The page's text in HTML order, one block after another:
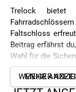
Trelock bietet
Faltschloss
Beitrag erfährst
Wahl für die
TRELOCK
MUSST DU
MEHR
WENIGER